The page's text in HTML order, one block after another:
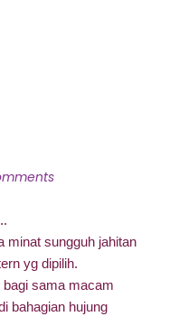
minat sungguh jahitan
yg dipilih.
bagi sama macam
bahagian hujung